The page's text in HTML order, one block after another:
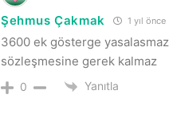
Şehmus Çakmak 1 yıl önce
3600 ek gösterge
sözleşmesine gerek kalmaz
0 Yanıtla